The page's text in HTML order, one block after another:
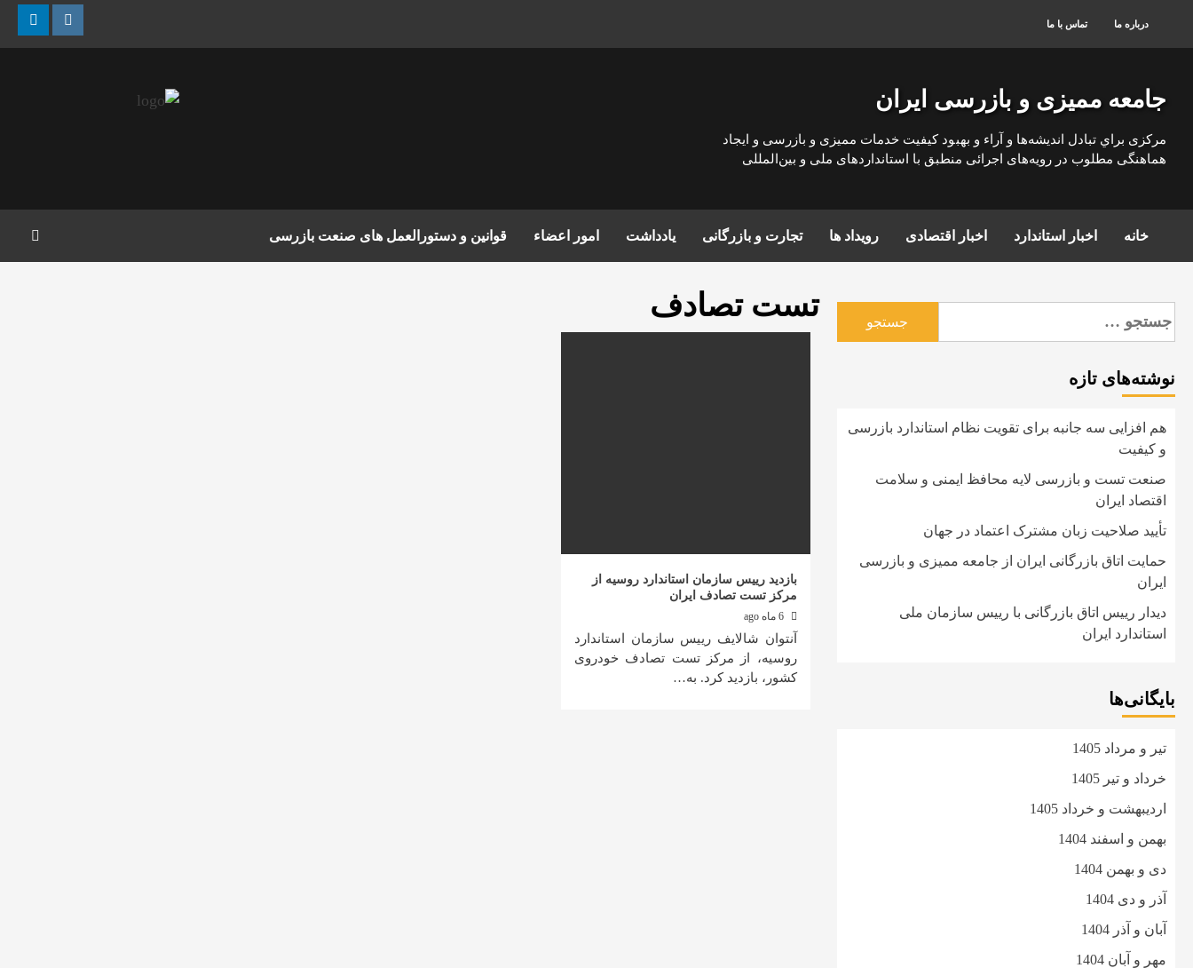
درباره ما تماس با ما Instagram
جامعه ممیزی و بازرسی ایران
مركزی براي تبادل انديشه‌ها و آراء و بهبود كيفيت خدمات مميزی و بازرسی و ايجاد
هماهنگی مطلوب در رويه‌های اجرائی منطبق با استانداردهای ملی و بين‌المللی
خانه اخبار استاندارد اخبار اقتصادی رویداد ها تجارت و بازرگانی یادداشت امور اعضاء قوانین و دستورالعمل های صنعت بازرسی
تست تصادف
بازدید رییس سازمان استاندارد روسیه از
مرکز تست تصادف ایران
6 ماه ago
آنتوان شالایف رییس سازمان استاندارد
روسیه، از مرکز تست تصادف خودروی
کشور، بازدید کرد. به…
جستجو
برای:
نوشته‌های تازه
هم افزایی سه جانبه برای تقویت نظام استاندارد بازرسی
و کیفیت
صنعت تست و بازرسی لایه محافظ ایمنی و سلامت
اقتصاد ایران
تأیید صلاحیت زبان مشترک اعتماد در جهان
حمایت اتاق بازرگانی ایران از جامعه ممیزی و بازرسی
ایران
دیدار رییس اتاق بازرگانی با رییس سازمان ملی
استاندارد ایران
بایگانی‌ها
تیر و مرداد 1405
خرداد و تیر 1405
اردیبهشت و خرداد 1405
بهمن و اسفند 1404
دی و بهمن 1404
آذر و دی 1404
آبان و آذر 1404
مهر و آبان 1404